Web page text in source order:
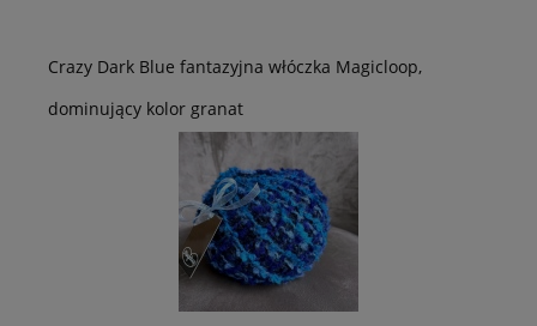
Crazy Dark Blue fantazyjna włóczka Magicloop,
dominujący kolor granat